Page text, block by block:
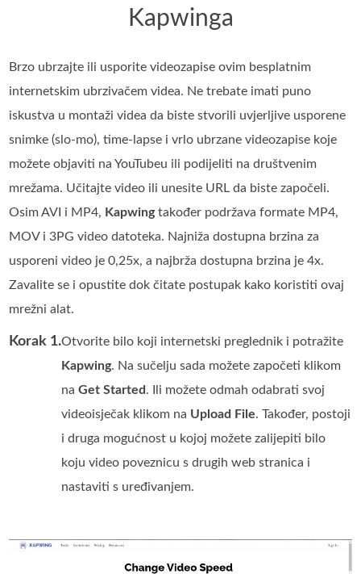
Kapwinga
Brzo ubrzajte ili usporite videozapise ovim besplatnim
internetskim ubrzivačem videa. Ne trebate imati puno
iskustva u montaži videa da biste stvorili uvjerljive usporene
snimke (slo-mo), time-lapse i vrlo ubrzane videozapise koje
možete objaviti na YouTubeu ili podijeliti na društvenim
mrežama. Učitajte video ili unesite URL da biste započeli.
Osim AVI i MP4, Kapwingtakođer podržava formate MP4,
MOV i 3PG video datoteka. Najniža dostupna brzina za
usporeni video je 0,25x, a najbrža dostupna brzina je 4x.
Zavalite se i opustite dok čitate postupak kako koristiti ovaj
mrežni alat.
Korak 1.Otvorite bilo koji internetski preglednik i potražite
Kapwing. Na sučelju sada možete započeti klikom
naGet Started . Ili možete odmah odabrati svoj
videoisječak klikom na Upload File. Također, postoji
i druga mogućnost u kojoj možete zalijepiti bilo
koju video poveznicu s drugih web stranica i
nastaviti s uređivanjem.